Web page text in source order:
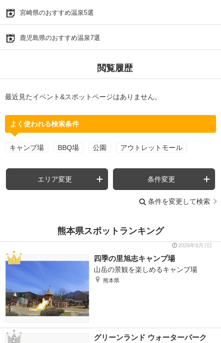
宮崎県のおすすめ温泉5選
鹿児島県のおすすめ温泉7選
閲覧履歴
最近見たイベント&スポットページはありません。
よく使われる検索条件
キャンプ場 BBQ場 公園 アウトレットモール
エリア変更 条件変更
条件を変更して検索
熊本県スポットランキング
2026年8月7日
四季の里旭志キャンプ場
山岳の景観を楽しめるキャンプ場
熊本県
グリーンランド ウォーターパーク